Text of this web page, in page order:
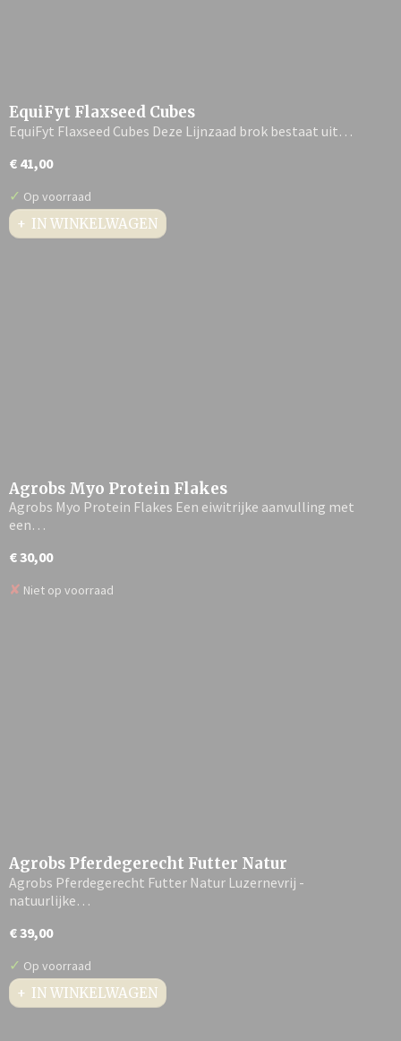
EquiFyt Flaxseed Cubes
EquiFyt Flaxseed Cubes Deze Lijnzaad brok bestaat uit…
€ 41,00
✓ Op voorraad
IN WINKELWAGEN
Agrobs Myo Protein Flakes
Agrobs Myo Protein Flakes Een eiwitrijke aanvulling met
een…
€ 30,00
✘ Niet op voorraad
Agrobs Pferdegerecht Futter Natur
Agrobs Pferdegerecht Futter Natur Luzernevrij -
natuurlijke…
€ 39,00
✓ Op voorraad
IN WINKELWAGEN